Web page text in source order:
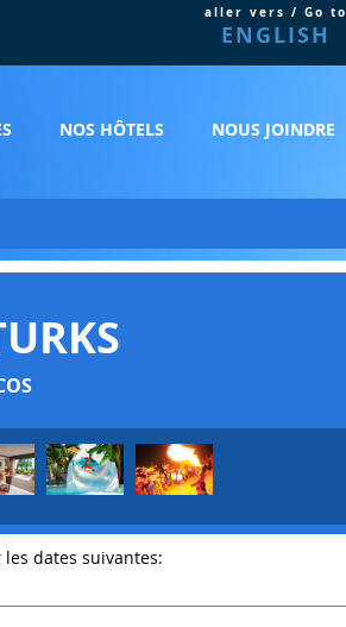
aller vers / Go to
ENGLISH
NOS HÔTELS NOUS JOINDRE
dates suivantes: